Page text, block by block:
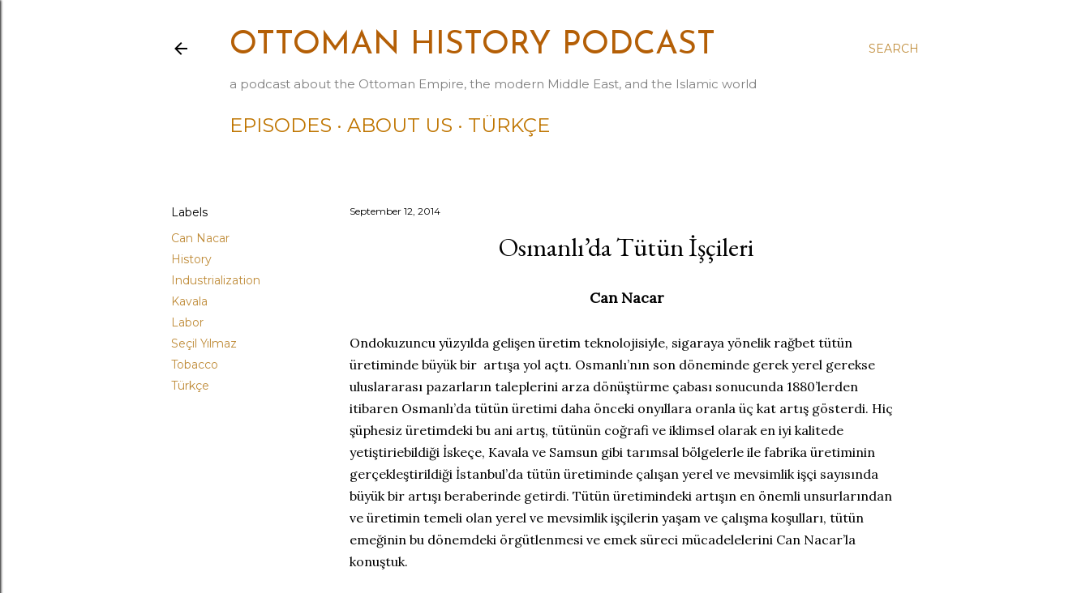
SEARCH
OTTOMAN HISTORY PODCAST
a podcast about the Ottoman Empire, the modern Middle East, and the Islamic world
EPISODES ABOUT US TÜRKÇE
Labels
Can Nacar
History
Industrialization
Kavala
Labor
Seçil Yılmaz
Tobacco
Türkçe
September 12, 2014
Osmanlı’da Tütün İşçileri
Can Nacar
Ondokuzuncu yüzyılda gelişen üretim teknolojisiyle, sigaraya yönelik rağbet tütün
üretiminde büyük bir artışa yol açtı. Osmanlı’nın son döneminde gerek yerel gerekse
uluslararası pazarların taleplerini arza dönüştürme çabası sonucunda 1880’lerden
itibaren Osmanlı’da tütün üretimi daha önceki onyıllara oranla üç kat artış gösterdi. Hiç
şüphesiz üretimdeki bu ani artış, tütünün coğrafi ve iklimsel olarak en iyi kalitede
yetiştiriebildiği İskeçe, Kavala ve Samsun gibi tarımsal bölgelerle ile fabrika üretiminin
gerçekleştirildiği İstanbul’da tütün üretiminde çalışan yerel ve mevsimlik işçi sayısında
büyük bir artışı beraberinde getirdi. Tütün üretimindeki artışın en önemli unsurlarından
ve üretimin temeli olan yerel ve mevsimlik işçilerin yaşam ve çalışma koşulları, tütün
emeğinin bu dönemdeki örgütlenmesi ve emek süreci mücadelelerini Can Nacar’la
konuştuk.